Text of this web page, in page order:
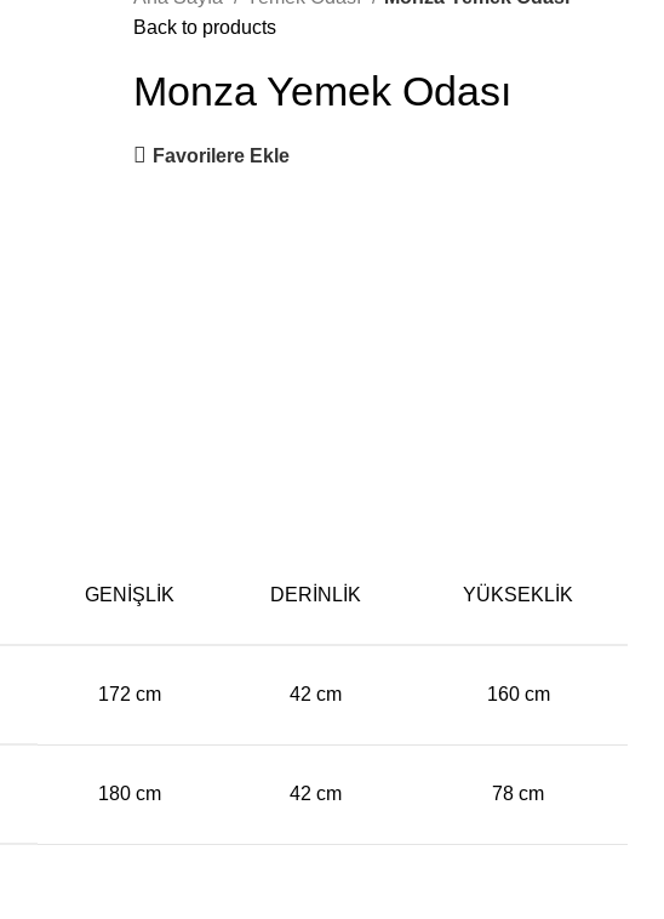
Back to products
Monza Yemek Odası
Favorilere Ekle
GENIŞLIK DERINLIK YÜKSEKLIK
172 cm 42 cm 160 cm
180 cm 42 cm 78 cm